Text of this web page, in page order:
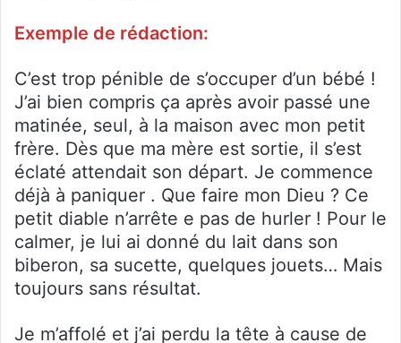
Exemple de rédaction:
C’est trop pénible de s’occuper d’un bébé !
J’ai bien compris ça après avoir passé une
matinée, seul, à la maison avec mon petit
frère. Dès que ma mère est sortie, il s’est
éclaté attendait son départ. Je commence
déjà à paniquer . Que faire mon Dieu ? Ce
petit diable n’arrête e pas de hurler ! Pour le
calmer, je lui ai donné du lait dans son
biberon, sa sucette, quelques jouets… Mais
toujours sans résultat.
Je m’affolé et j’ai perdu la tête à cause de